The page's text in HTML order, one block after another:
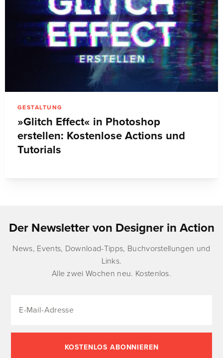
GESTALTUNG
»Glitch Effect« in Photoshop
erstellen: Kostenlose Actions und
Tutorials
Der Newsletter von Designer in Action
News, Events, Download-Tipps, Buchvorstellungen und
Links.
Alle zwei Wochen neu. Kostenlos.